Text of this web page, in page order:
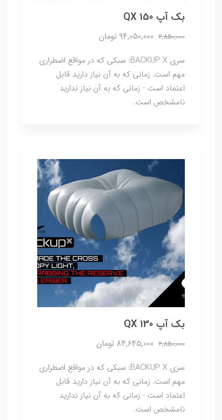
بک آپ QX 150
2,850,000 94,050,000 تومان
سری BACKUP X: سبکی که در مواقع اضطراری
مهم است. زمانی که به آن نیاز دارید قابل
اعتماد است - زمانی که به آن نیاز ندارید
نامشخص است.
بک آپ QX 130
2,850,000 84,645,000 تومان
سری BACKUP X: سبکی که در مواقع اضطراری
مهم است. زمانی که به آن نیاز دارید قابل
اعتماد است - زمانی که به آن نیاز ندارید
نامشخص است.